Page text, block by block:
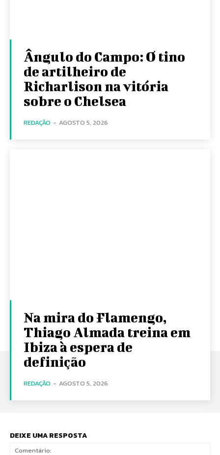
Ângulo do Campo: O tino
de artilheiro de
Richarlison na vitória
sobre o Chelsea
REDAÇÃO - AGOSTO 5, 2026
Na mira do Flamengo,
Thiago Almada treina em
Ibiza à espera de
definição
REDAÇÃO - AGOSTO 5, 2026
DEIXE UMA RESPOSTA